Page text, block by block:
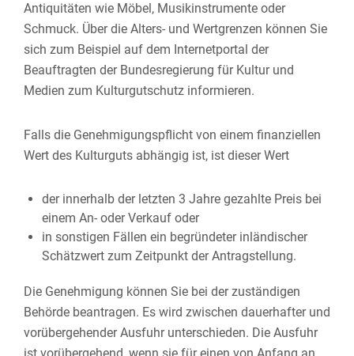
Antiquitäten wie Möbel, Musikinstrumente oder
Schmuck. Über die Alters- und Wertgrenzen können Sie
sich zum Beispiel auf dem Internetportal der
Beauftragten der Bundesregierung für Kultur und
Medien zum Kulturgutschutz informieren.
Falls die Genehmigungspflicht von einem finanziellen
Wert des Kulturguts abhängig ist, ist dieser Wert
der innerhalb der letzten 3 Jahre gezahlte Preis bei
einem An- oder Verkauf oder
in sonstigen Fällen ein begründeter inländischer
Schätzwert zum Zeitpunkt der Antragstellung.
Die Genehmigung können Sie bei der zuständigen
Behörde beantragen. Es wird zwischen dauerhafter und
vorübergehender Ausfuhr unterschieden. Die Ausfuhr